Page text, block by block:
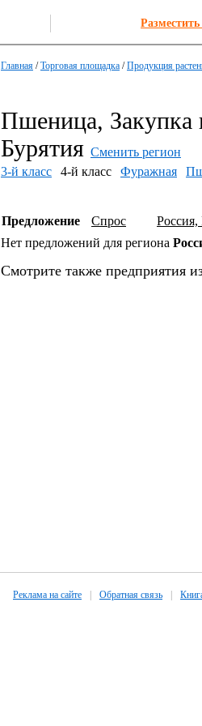
Главная /Торговая площадка /Продукция
Пшеница, Закупка
Бурятия Сменить регион
3-й класс
4-й класс Фуражная
Предложение
Спрос
Россия,
Нет предложений для региона
Смотрите также предприятия
Реклама на сайте Обратная связь